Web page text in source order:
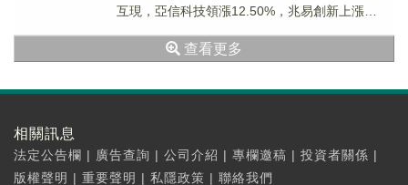
互現，亞信科技領漲12.50%，兆易創新上漲
查看更多
相關訊息
法定公告欄 | 廣告查詢 | 公司介紹 | 專欄邀稿 | 投資者關係 |
版權聲明 | 重要聲明 | 私隱政策 | 聯絡我們